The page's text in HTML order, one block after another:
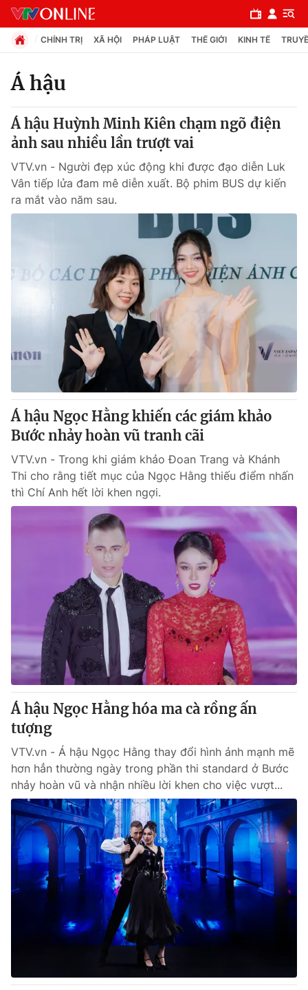
Chuyên mục
Chính trị
Xã hội
Pháp luật
Thế giới đó đây
Câu chuyện quốc tế
Thị trường
Góc doanh nghiệp
Dữ liệu và đời sống
Truyền hình
Hậu trường
Nhân vật
Giải trí
Điện ảnh
Đời sống
Chất lượng cuộc sống
Học trực tuyến
Hitech Công nghệ tương lai
Sản phẩm
Thị trường
Tư vấn
Giao lưu trực tuyến
Lịch phát sóng
Chuyên mục khác
Emagazine
Photo Infographic
Video Shorts video
VTV Money VTV Thể thao
VTV Sức khoẻ Bất động sản
Thị trường 24h Tấm lòng Việt
VTV4 Vươn mình bằng AI
CHÍNH TRỊ XÃ HỘI PHÁP LUẬT THẾ GIỚI KINH TẾ
Á hậu
Á hậu Huỳnh Minh Kiên chạm ngõ điện
ảnh sau nhiều lần trượt vai
VTV.vn - Người đẹp xúc động khi được đạo diễn Luk
Vân tiếp lửa đam mê diễn xuất. Bộ phim BUS dự kiến
ra mắt vào năm sau.
Á hậu Ngọc Hằng khiến các giám khảo
Bước nhảy hoàn vũ tranh cãi
VTV.vn - Trong khi giám khảo Đoan Trang và Khánh
Thi cho rằng tiết mục của Ngọc Hằng thiếu điểm nhấn
thì Chí Anh hết lời khen ngợi.
Á hậu Ngọc Hằng hóa ma cà rồng ấn
tượng
VTV.vn - Á hậu Ngọc Hằng thay đổi hình ảnh mạnh mẽ
hơn hẳn thường ngày trong phần thi standard ở Bước
nhảy hoàn vũ và nhận nhiều lời khen cho việc vượt...